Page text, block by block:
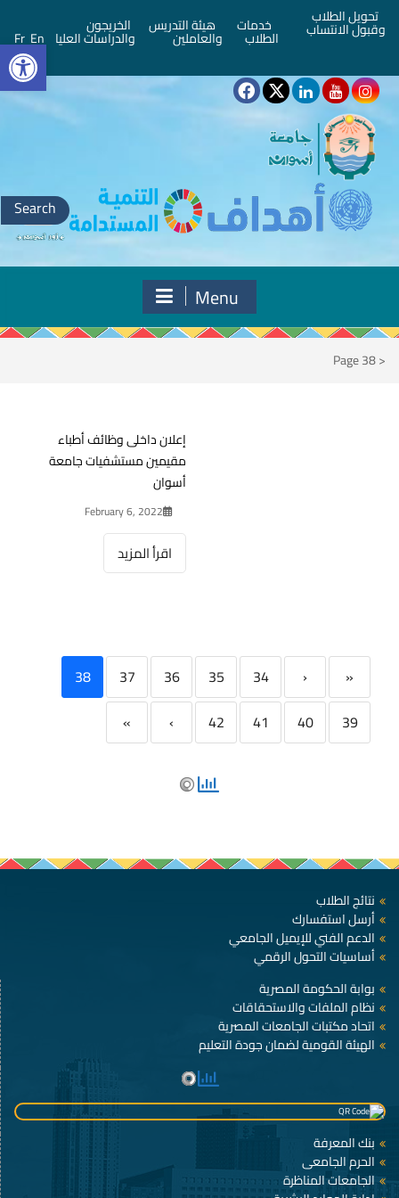
تحويل الطلاب
وقبول الانتساب خدمات
الطلاب
هيئة التدريس
والعاملين
الخريجون
والدراسات العليا En
Fr
Search
for:
Menu
<
Page 38
إعلان داخلى وظائف أطباء
مقيمين مستشفيات جامعة
أسوان
February 6, 2022
اقرأ المزيد
«
‹
34
35
36
37
38
39
40
41
42
›
»
نتائج الطلاب
أرسل استفسارك
الدعم الفني للإيميل الجامعي
أساسيات التحول الرقمي
بوابة الحكومة المصرية
نظام الملفات والاستحقاقات
اتحاد مكتبات الجامعات المصرية
الهيئة القومية لضمان جودة التعليم
بنك المعرفة
الحرم الجامعى
الجامعات المناظرة